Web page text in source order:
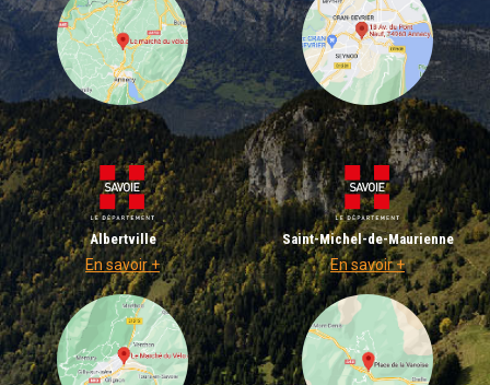
Albertville
En savoir +
Saint-Michel-de-Maurienne
En savoir +